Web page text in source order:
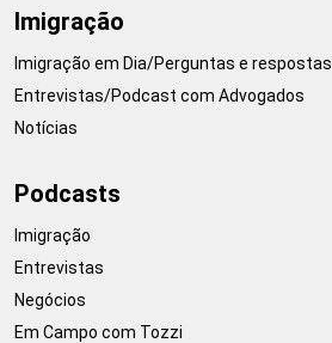
Imigração
Imigração em Dia/Perguntas e respostas
Entrevistas/Podcast com Advogados
Notícias
Podcasts
Imigração
Entrevistas
Negócios
Em Campo com Tozzi